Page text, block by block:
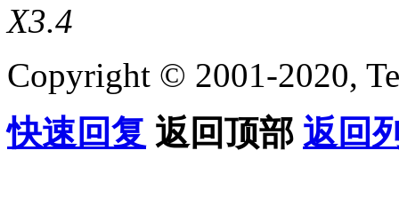
X3.4
Copyright © 2001-2020,
快速回复 返回顶部 返回